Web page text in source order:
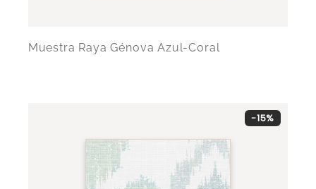
Muestra Raya Génova Azul-Coral
-15%